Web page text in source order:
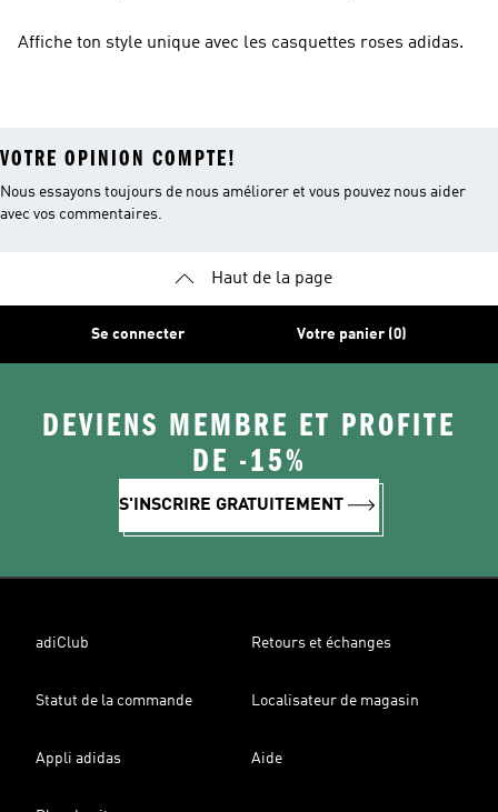
Affiche ton style unique avec les casquettes roses adidas.
VOTRE OPINION COMPTE!
Nous essayons toujours de nous améliorer et vous pouvez nous aider
avec vos commentaires.
Haut de la page
Se connecter Votre panier (0)
DEVIENS MEMBRE ET PROFITE
DE -15%
S'INSCRIRE GRATUITEMENT
adiClub Retours et échanges
Statut de la commande Localisateur de magasin
Appli adidas Aide